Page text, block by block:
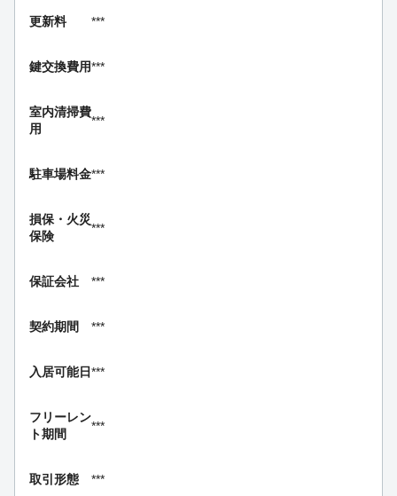
更新料 ***
鍵交換費用***
室内清掃費
用
***
駐車場料金***
損保・ 火災
保険
***
保証会社 ***
契約期間 ***
入居可能日***
フリーレン
ト期間
***
取引形態 ***